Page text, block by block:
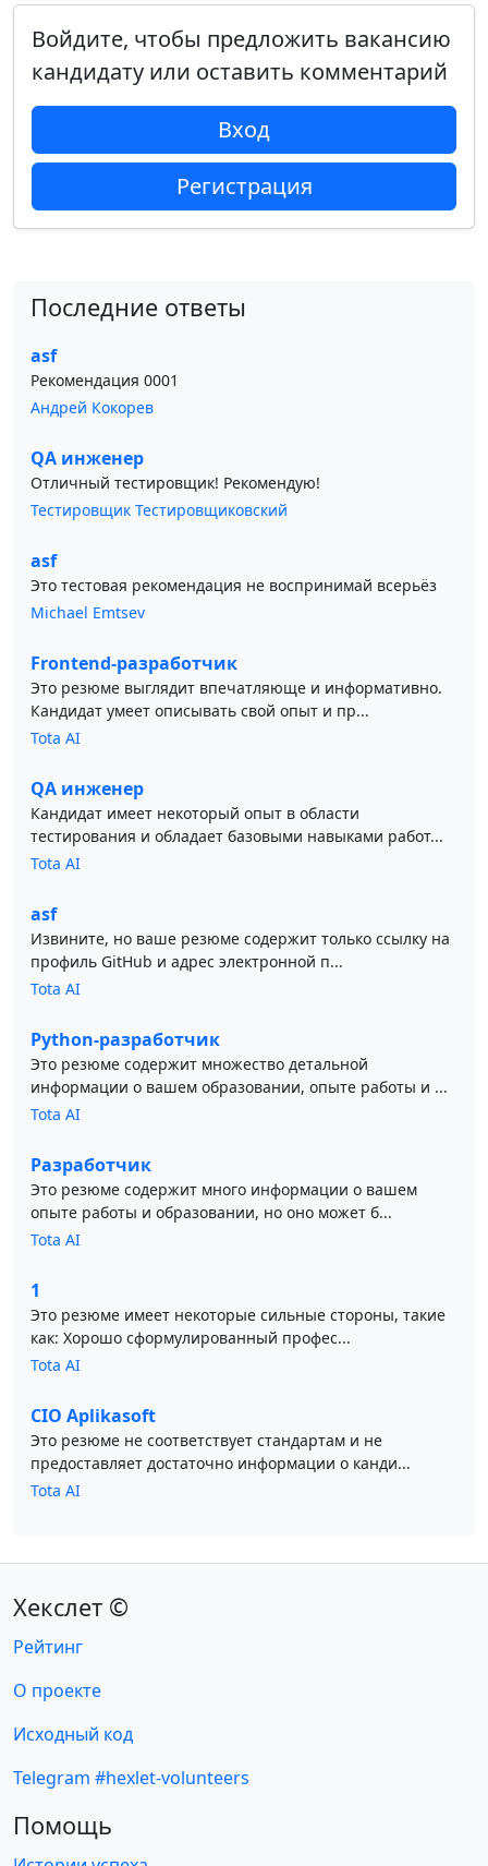
Войдите, чтобы предложить вакансию
кандидату или оставить комментарий
Вход
Регистрация
Последние ответы
asf
Рекомендация 0001
Андрей Кокорев
QA инженер
Отличный тестировщик! Рекомендую!
Тестировщик Тестировщиковский
asf
Это тестовая рекомендация не воспринимай всерьёз
Michael Emtsev
Frontend-разработчик
Это резюме выглядит впечатляюще и информативно.
Кандидат умеет описывать свой опыт и пр...
Tota AI
QA инженер
Кандидат имеет некоторый опыт в области
тестирования и обладает базовыми навыками работ...
Tota AI
asf
Извините, но ваше резюме содержит только ссылку на
профиль GitHub и адрес электронной п...
Tota AI
Python-разработчик
Это резюме содержит множество детальной
информации о вашем образовании, опыте работы и ...
Tota AI
Разработчик
Это резюме содержит много информации о вашем
опыте работы и образовании, но оно может б...
Tota AI
1
Это резюме имеет некоторые сильные стороны, такие
как: Хорошо сформулированный профес...
Tota AI
CIO Aplikasoft
Это резюме не соответствует стандартам и не
предоставляет достаточно информации о канди...
Tota AI
Хекслет ©
Рейтинг
О проекте
Исходный код
Telegram #hexlet-volunteers
Помощь